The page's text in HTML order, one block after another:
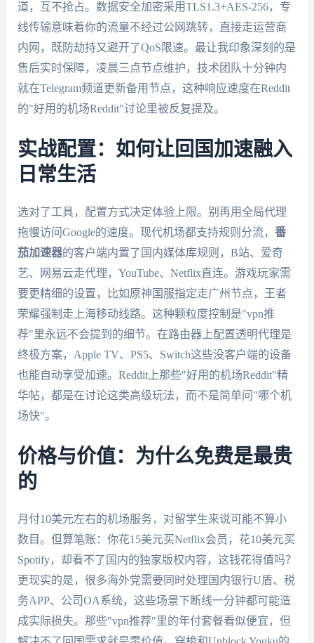
道，互不抢占。数据安全加密采用TLS1.3+AES-256，专
线传输意味着你的流量不经过公网跳转，直接走运营商
内网，既防劫持又避开了QoS限速。最让我印象深刻的是
售后实时保障，凌晨三点节点维护，技术团队十分钟内
就在Telegram频道更新备用节点，这种响应速度在Reddit
的"好用的机场Reddit"讨论里被反复提及。
实战配置：如何让回国加速融入
日常生活
选对了工具，配置方式决定体验上限。别再用全局代理
拖慢访问Google的速度。现代机场都支持规则分流， 番
茄加速器的客户端内置了国内媒体库规则，B站、爱奇
艺、网易云走代理，YouTube、Netflix直连。游戏玩家需
要更精细的设置，比如原神国服指定走广州节点，王者
荣耀强制走上海移动线路。这种颗粒度控制是"vpn推
荐"里永远不会提到的细节。在路由器上配置透明代理是
终极方案，Apple TV、PS5、Switch这些没客户端的设备
也能自动享受加速。Reddit上那些"好用的机场Reddit"精
华帖，都是在讨论这类高级玩法，而不是简单问"哪个机
场快"。
价格与价值：为什么免费是最贵
的
月付10美元左右的机场服务，对留学生来说可能不算小
数目。但算笔账：你花15美元买Netflix会员，花10美元买
Spotify，却看不了国内的独家版权内容，这钱花得值吗？
更现实的是，很多海外党需要同时处理国内银行U盾、税
务APP、公司OA系统，这些场景下断线一分钟都可能造
成实际损失。那些"vpn推荐"里的年付套餐看似便宜，但